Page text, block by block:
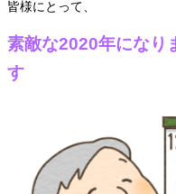
皆様にとって、
素敵な2020年になり
す